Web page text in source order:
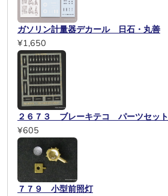
ガソリン計量器デカール 日石・丸善
¥1,650
２６７３ ブレーキテコ パーツセット
¥605
７７９ 小型前照灯